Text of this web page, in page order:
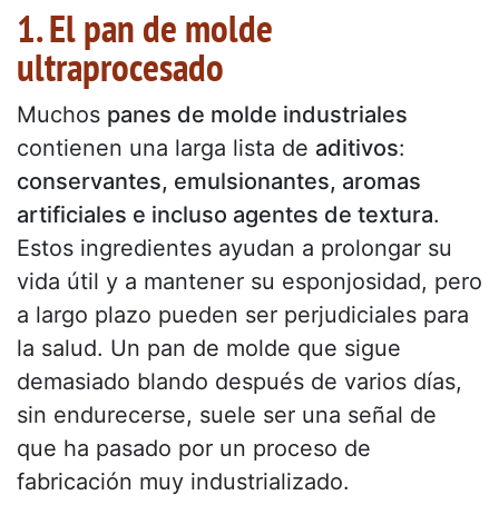
1. El pan de molde
ultraprocesado
Muchos panes de molde industriales
contienen una larga lista de aditivos:
conservantes, emulsionantes, aromas
artificiales e incluso agentes de textura.
Estos ingredientes ayudan a prolongar su
vida útil y a mantener su esponjosidad, pero
a largo plazo pueden ser perjudiciales para
la salud. Un pan de molde que sigue
demasiado blando después de varios días,
sin endurecerse, suele ser una señal de
que ha pasado por un proceso de
fabricación muy industrializado.